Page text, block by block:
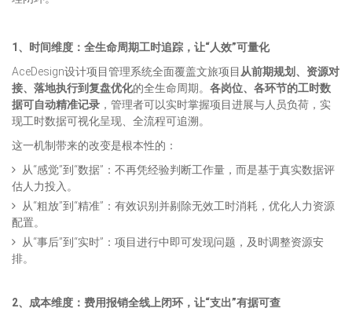
1、时间维度：全生命周期工时追踪，让“人效”可量化
AceDesign设计项目管理系统全面覆盖文旅项目 从前期规划、资源对
接、落地执行到复盘优化的全生命周期。 各岗位、各环节的工时数
据可自动精准记录 ，管理者可以实时掌握项目进展与人员负荷，实
现工时数据可视化呈现、全流程可追溯。
这一机制带来的改变是根本性的：
从“感觉”到“数据”：不再凭经验判断工作量，而是基于真实数据评
估人力投入。
从“粗放”到“精准”：有效识别并剔除无效工时消耗，优化人力资源
配置。
从“事后”到“实时”：项目进行中即可发现问题，及时调整资源安
排。
2、成本维度：费用报销全线上闭环，让“支出”有据可查